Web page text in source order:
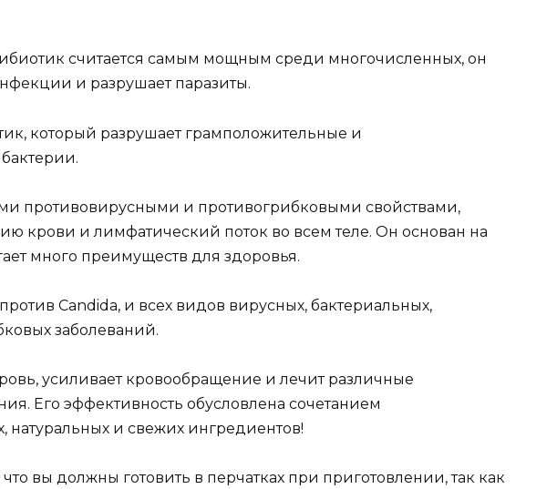
считается самым мощным среди многочисленных, он
и разрушает паразиты.
который разрушает грамположительные и
противовирусными и противогрибковыми свойствами,
крови и лимфатический поток во всем теле. Он основан на
много преимуществ для здоровья.
Candida, и всех видов вирусных, бактериальных,
заболеваний.
усиливает кровообращение и лечит различные
Его эффективность обусловлена ​​сочетанием
натуральных и свежих ингредиентов!
вы должны готовить в перчатках при приготовлении, так как